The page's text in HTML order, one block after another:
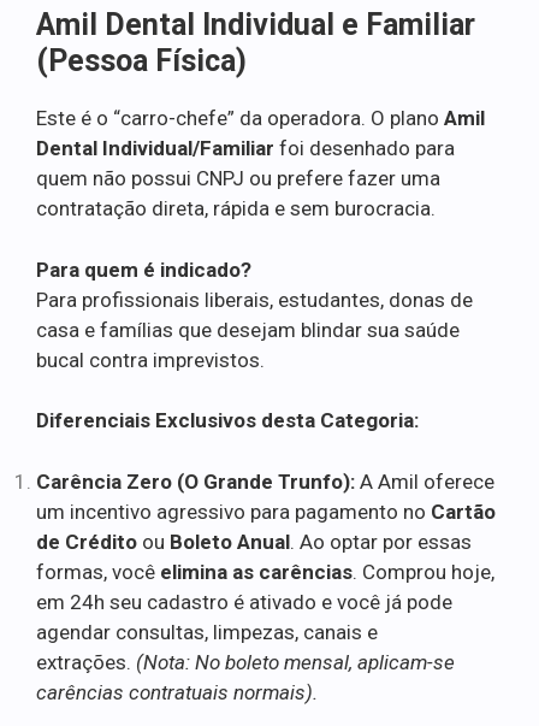
Amil Dental Individual e Familiar
(Pessoa Física)
Este é o “carro-chefe” da operadora. O plano Amil
Dental Individual/Familiar foi desenhado para
quem não possui CNPJ ou prefere fazer uma
contratação direta, rápida e sem burocracia.
Para quem é indicado?
Para profissionais liberais, estudantes, donas de
casa e famílias que desejam blindar sua saúde
bucal contra imprevistos.
Diferenciais Exclusivos desta Categoria:
Carência Zero (O Grande Trunfo): A Amil oferece
um incentivo agressivo para pagamento no Cartão
de Crédito ou Boleto Anual. Ao optar por essas
formas, você elimina as carências. Comprou hoje,
em 24h seu cadastro é ativado e você já pode
agendar consultas, limpezas, canais e
extrações. (Nota: No boleto mensal, aplicam-se
carências contratuais normais).